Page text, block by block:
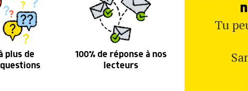
plus de
100% de réponse à nos
lecteurs
Tu